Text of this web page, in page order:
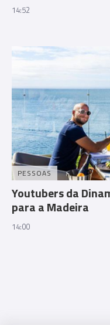
14:52
PESSOAS
Youtubers da
para a Madeira
14:00